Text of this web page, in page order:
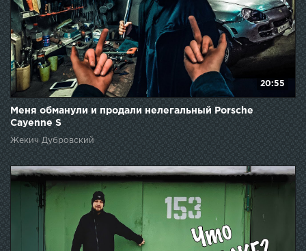
20:55
Меня обманули и продали нелегальный Porsche
Cayenne S
Жекич Дубровский